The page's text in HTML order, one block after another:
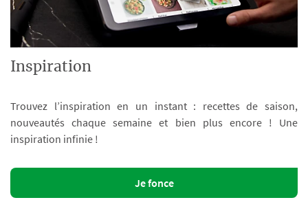
Inspiration
Trouvez l’inspiration en un instant : recettes de saison,
nouveautés chaque semaine et bien plus encore ! Une
inspiration infinie !
Je fonce